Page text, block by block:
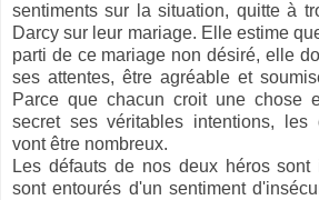
sentiments sur la situation, quitte à
Darcy sur leur mariage. Elle estime
parti de ce mariage non désiré, elle
ses attentes, être agréable et
Parce que chacun croit une chose
secret ses véritables intentions, les
vont être nombreux.
Les défauts de nos deux héros
sont entourés d'un sentiment